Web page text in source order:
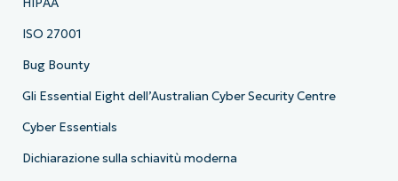
HIPAA
ISO 27001
Bug Bounty
Gli Essential Eight dell’Australian Cyber Security Centre
Cyber Essentials
Dichiarazione sulla schiavitù moderna